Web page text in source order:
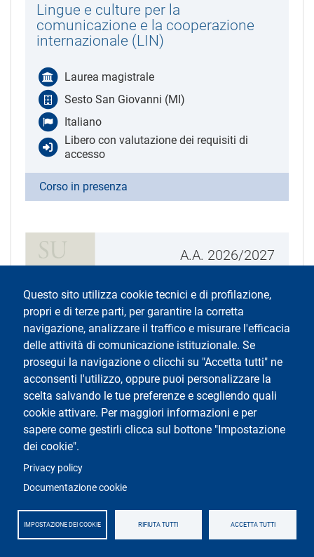
Lingue e culture per la
comunicazione e la cooperazione
internazionale (LIN)
Laurea magistrale
Sesto San Giovanni (MI)
Italiano
Libero con valutazione dei requisiti di
accesso
Corso in presenza
A.A. 2026/2027
Lingue e letterature per la
formazione, la critica, la traduzione
Laurea magistrale
Milano
Italiano
Libero con valutazione dei requisiti di
Corso in modalità mista
A.A. 2026/2027
Questo sito utilizza cookie tecnici e di profilazione,
propri e di terze parti, per garantire la corretta
navigazione, analizzare il traffico e misurare l'efficacia
delle attività di comunicazione istituzionale. Se
prosegui la navigazione o clicchi su "Accetta tutti" ne
acconsenti l'utilizzo, oppure puoi personalizzare la
scelta salvando le tue preferenze e scegliendo quali
cookie attivare. Per maggiori informazioni e per
sapere come gestirli clicca sul bottone "Impostazione
dei cookie".
Privacy policy
Documentazione cookie
IMPOSTAZIONE DEI COOKIE RIFIUTA TUTTI ACCETTA TUTTI